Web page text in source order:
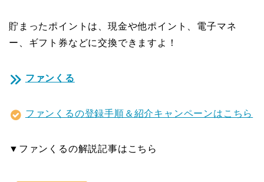
貯まったポイントは、現金や他ポイント、電子マネ
ー、ギフト券などに交換できますよ！
ファンくる
ファンくるの登録手順＆紹介キャンペーンはこちら
▼ファンくるの解説記事はこちら